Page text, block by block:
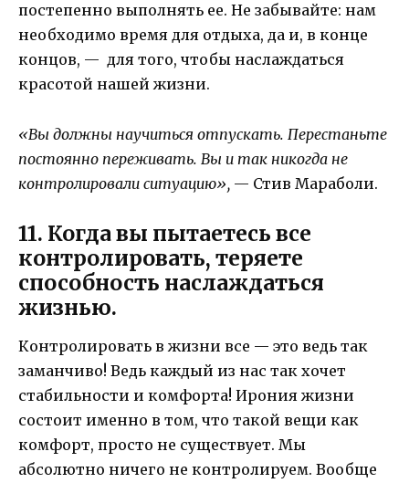
постепенно выполнять ее. Не забывайте: нам
необходимо время для отдыха, да и, в конце
концов, — для того, чтобы наслаждаться
красотой нашей жизни.
«Вы должны научиться отпускать. Перестаньте
постоянно переживать. Вы и так никогда не
контролировали ситуацию», — Стив Мараболи.
11. Когда вы пытаетесь все
контролировать, теряете
способность наслаждаться
жизнью.
Контролировать в жизни все — это ведь так
заманчиво! Ведь каждый из нас так хочет
стабильности и комфорта! Ирония жизни
состоит именно в том, что такой вещи как
комфорт, просто не существует. Мы
абсолютно ничего не контролируем. Вообще